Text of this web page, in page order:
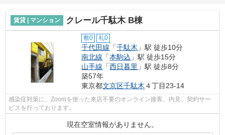
賃貸 | マンション クレール千駄木 B棟
敷0 礼0
千代田線 「千駄木 」駅 徒歩10分
南北線 「本駒込 」駅 徒歩15分
山手線 「西日暮里 」駅 徒歩8分
築57年
東京都文京区千駄木 ４丁目23-14
感染症対策に、Zoomを使った来店不要のオンライン接客、内見、契約サー
ビスを行っております。
現在空室情報がありません。